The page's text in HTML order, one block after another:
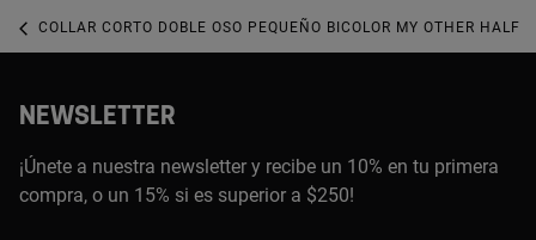
COLLAR CORTO DOBLE OSO PEQUEÑO BICOLOR MY OTHER HALF
NEWSLETTER
¡Únete a nuestra newsletter y recibe un 10% en tu primera
compra, o un 15% si es superior a $250!